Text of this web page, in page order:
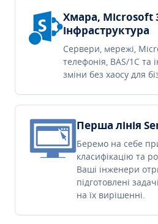
Хмара, Microsoft
інфраструктура
Сервери, мережі,
телефонія, BAS/1C та
зміни без хаосу для
Перша лінія
Беремо на себе
класифікацію та
Ваші інженери
підготовлені
на їх вирішенні.